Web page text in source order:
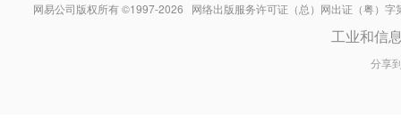
网易公司版权所有 ©1997-2026 网络出版服务许可证（总）网出证（粤）
工业和信
分享